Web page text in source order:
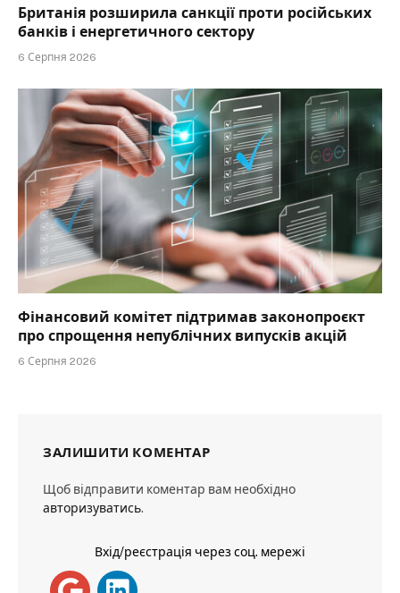
Британія розширила санкції проти російських
банків і енергетичного сектору
6 Серпня 2026
Фінансовий комітет підтримав законопроєкт
про спрощення непублічних випусків акцій
6 Серпня 2026
ЗАЛИШИТИ КОМЕНТАР
Щоб відправити коментар вам необхідно
авторизуватись.
Вхід/реєстрація через соц. мережі